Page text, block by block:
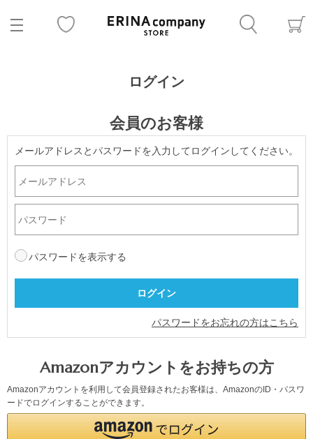
ログイン
会員のお客様
メールアドレスとパスワードを入力してログインしてください。
パスワードを表示する
パスワードをお忘れの方はこちら
Amazonアカウントをお持ちの方
Amazonアカウントを利用して会員登録されたお客様は、AmazonのID・パスワ
ードでログインすることができます。